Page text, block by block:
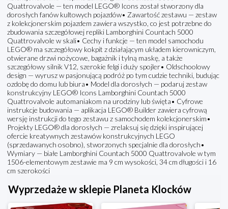
Quattrovalvole — ten model LEGO® Icons został stworzony dla
dorosłych fanów kultowych pojazdów• Zawartość zestawu — zestaw
z kolekcjonerskim pojazdem zawiera wszystko, co jest potrzebne do
zbudowania szczegółowej repliki Lamborghini Countach 5000
Quattrovalvole w skali• Cechy i funkcje — ten model samochodu
LEGO® ma szczegółowy kokpit z działającym układem kierowniczym,
otwierane drzwi nożycowe, bagażnik i tylną maskę, a także
szczegółowy silnik V12, szerokie felgi i duży spojler• Oldschoolowy
design — wyrusz w pasjonującą podróż po tym cudzie techniki, budując
ozdobę do domu lub biura• Model dla dorosłych — podaruj zestaw
konstrukcyjny LEGO® Icons Lamborghini Countach 5000
Quattrovalvole automaniakom na urodziny lub święta• Cyfrowe
instrukcje budowania — aplikacja LEGO® Builder zawiera cyfrową
wersję instrukcji do tego zestawu z samochodem kolekcjonerskim•
Projekty LEGO® dla dorosłych — zrelaksuj się dzięki inspirującej
ofercie kreatywnych zestawów konstrukcyjnych LEGO
(sprzedawanych osobno), stworzonych specjalnie dla dorosłych•
Wymiary — białe Lamborghini Countach 5000 Quattrovalvole w tym
1506-elementowym zestawie ma 9 cm wysokości, 34 cm długości i 16
cm szerokości
Wyprzedaże w sklepie Planeta Klocków